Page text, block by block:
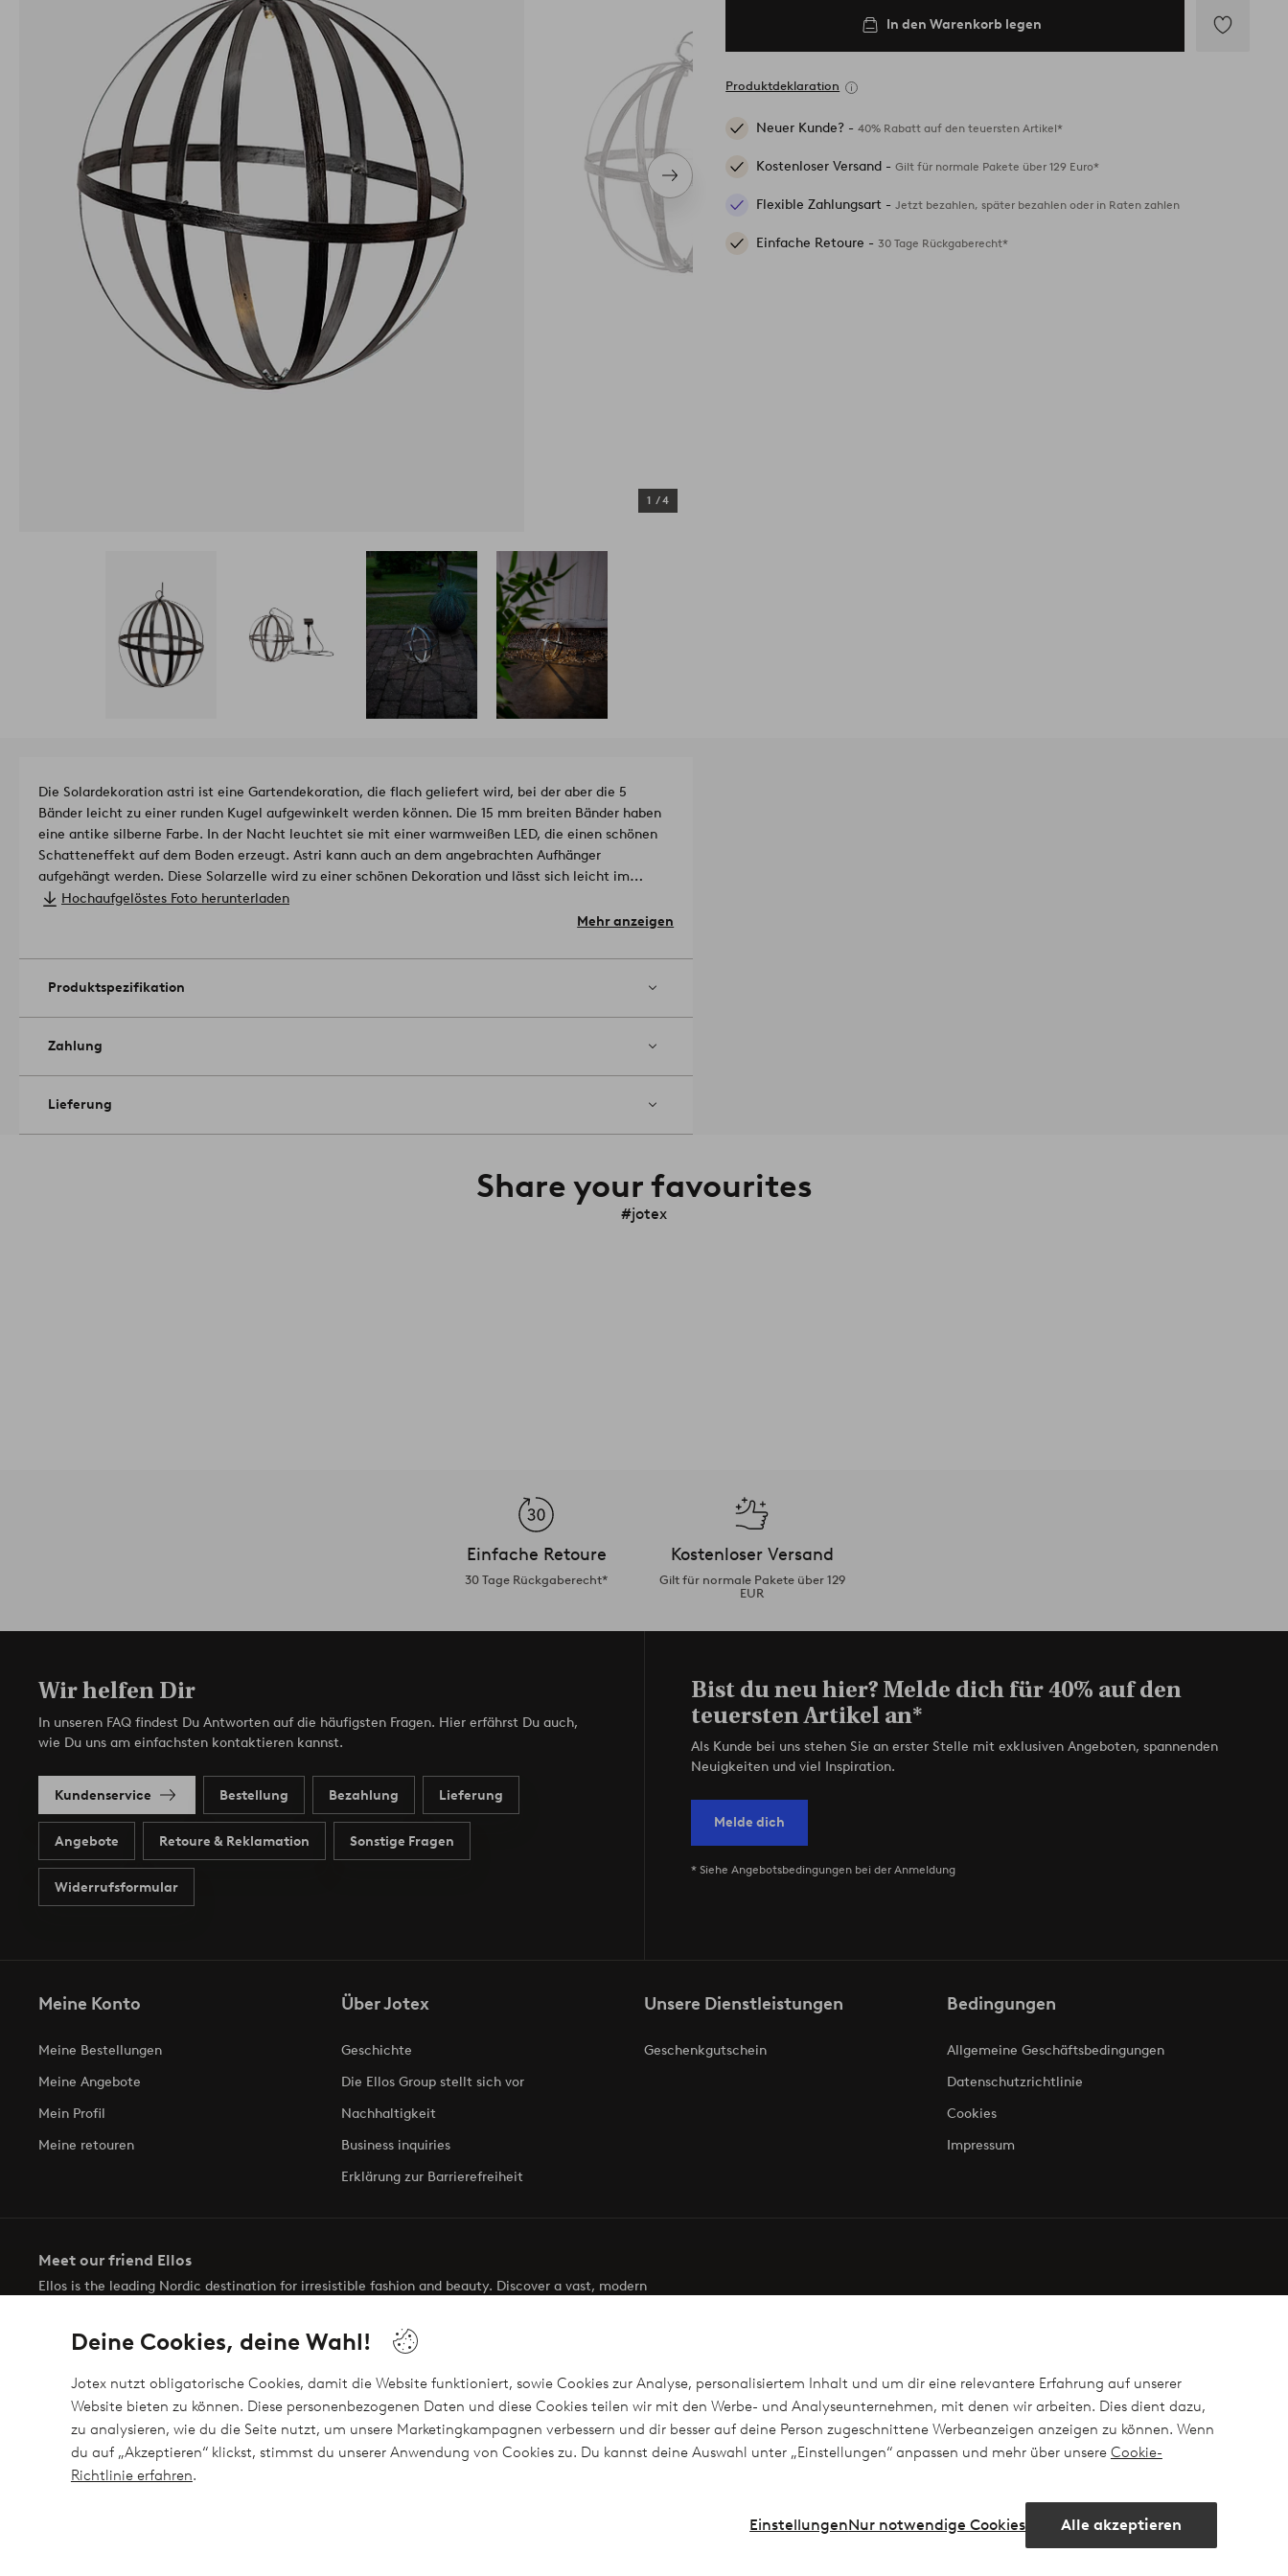
Deine Cookies, deine Wahl!
Jotex nutzt obligatorische Cookies, damit die Website funktioniert, sowie Cookies zur Analyse, personalisiertem Inhalt und um dir eine relevantere Erfahrung auf unserer
Website bieten zu können. Diese personenbezogenen Daten und diese Cookies teilen wir mit den Werbe- und Analyseunternehmen, mit denen wir arbeiten. Dies dient dazu,
zu analysieren, wie du die Seite nutzt, um unsere Marketingkampagnen verbessern und dir besser auf deine Person zugeschnittene Werbeanzeigen anzeigen zu können. Wenn
du auf „Akzeptieren“ klickst, stimmst du unserer Anwendung von Cookies zu. Du kannst deine Auswahl unter „Einstellungen“ anpassen und mehr über unsere Cookie-
Richtlinie erfahren.
Alle akzeptieren
Nur notwendige Cookies
Einstellungen
Nächstes
Produkt
1 /4
In den Warenkorb legen
Produktdeklaration
Neuer Kunde? -40% Rabatt auf den teuersten Artikel*
Kostenloser Versand -Gilt für normale Pakete über 129 Euro*
Flexible Zahlungsart -Jetzt bezahlen, später bezahlen oder in Raten zahlen
Einfache Retoure -30 Tage Rückgaberecht*
Die Solardekoration astri ist eine Gartendekoration, die flach geliefert wird, bei der aber die 5
Bänder leicht zu einer runden Kugel aufgewinkelt werden können. Die 15 mm breiten Bänder haben
eine antike silberne Farbe. In der Nacht leuchtet sie mit einer warmweißen LED, die einen schönen
Schatteneffekt auf dem Boden erzeugt. Astri kann auch an dem angebrachten Aufhänger
aufgehängt werden. Diese Solarzelle wird zu einer schönen Dekoration und lässt sich leicht im
Garten oder auf einem Balkon oder einer Terrasse aufstellen. Das Paneel selbst ist mit einem 1,5
Meter langen Kabel von der Dekoration entfernt, was es einfach macht, das Paneel im direkten
1937225-01-0
Hochaufgelöstes Foto herunterladen
Mehr anzeigen
Produktspezifikation
Zahlung
Lieferung
Share your favourites
#jotex
Einfache Retoure
30 Tage Rückgaberecht*
Kostenloser Versand
Gilt für normale Pakete über 129
EUR
Wir helfen Dir
In unseren FAQ findest Du Antworten auf die häufigsten Fragen. Hier erfährst Du auch,
wie Du uns am einfachsten kontaktieren kannst.
Kundenservice Bestellung Bezahlung Lieferung
Angebote Retoure & Reklamation Sonstige Fragen
Widerrufsformular
Bist du neu hier? Melde dich für 40% auf den
teuersten Artikel an*
Als Kunde bei uns stehen Sie an erster Stelle mit exklusiven Angeboten, spannenden
Neuigkeiten und viel Inspiration.
Melde dich
* Siehe Angebotsbedingungen bei der Anmeldung
Meine Konto
Meine Bestellungen
Meine Angebote
Mein Profil
Meine retouren
Über Jotex
Geschichte
Die Ellos Group stellt sich vor
Nachhaltigkeit
Business inquiries
Erklärung zur Barrierefreiheit
Unsere Dienstleistungen
Geschenkgutschein
Bedingungen
Allgemeine Geschäftsbedingungen
Datenschutzrichtlinie
Cookies
Impressum
Meet our friend Ellos
Ellos is the leading Nordic destination for irresistible fashion and beauty. Discover a vast, modern
Sichere Zahlungen - Jetzt bezahlen oder aufteilen
Möchtest du mehr über unsere Zahlungsmöglichkeiten
InstagramFacebook